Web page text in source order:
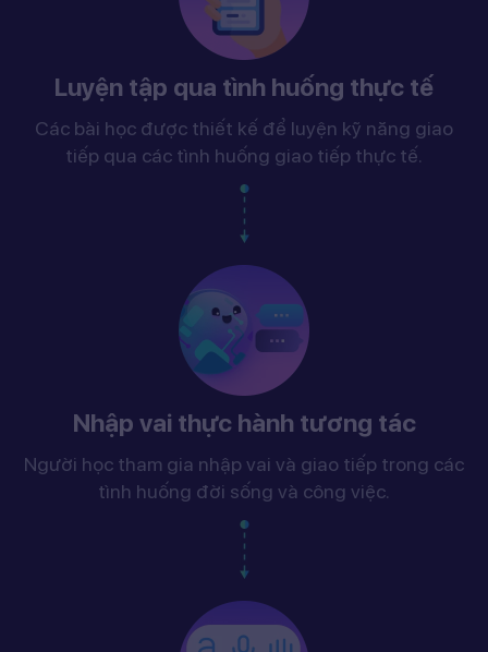
Luyện tập qua tình huống thực tế
Các bài học được thiết kế để luyện kỹ năng giao
tiếp qua các tình huống giao tiếp thực tế.
Nhập vai thực hành tương tác
Người học tham gia nhập vai và giao tiếp trong các
tình huống đời sống và công việc.